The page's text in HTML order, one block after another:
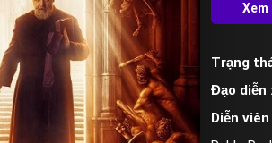
Trạng
Đạo diễn :
Diễn viên